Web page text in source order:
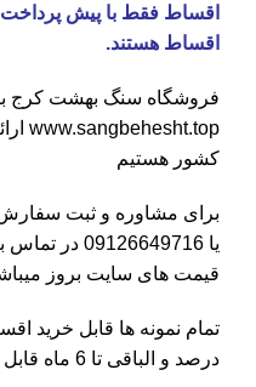
اقساط هستند.
فروشگاه سنگ بهشت کرج
www.sangbehesht.top
کشور هستیم
برای مشاوره و ثبت
یا 09126649716 در تماس
قیمت های سایت بروز
درصد و الباقی تا 6 ماه قابل اقساط هستند.